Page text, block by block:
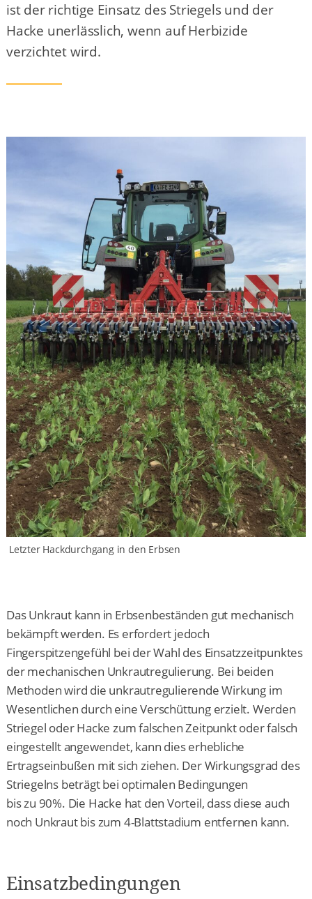
ist der richtige Einsatz des Striegels und der
Hacke unerlässlich, wenn auf Herbizide
verzichtet wird.
Letzter Hackdurchgang in den Erbsen
Das Unkraut kann in Erbsenbeständen gut mechanisch
bekämpft werden. Es erfordert jedoch
Fingerspitzengefühl bei der Wahl des Einsatzzeitpunktes
der mechanischen Unkrautregulierung. Bei beiden
Methoden wird die unkrautregulierende Wirkung im
Wesentlichen durch eine Verschüttung erzielt. Werden
Striegel oder Hacke zum falschen Zeitpunkt oder falsch
eingestellt angewendet, kann dies erhebliche
Ertragseinbußen mit sich ziehen. Der Wirkungsgrad des
Striegelns beträgt bei optimalen Bedingungen
bis zu 90%. Die Hacke hat den Vorteil, dass diese auch
noch Unkraut bis zum 4-Blattstadium entfernen kann.
Einsatzbedingungen